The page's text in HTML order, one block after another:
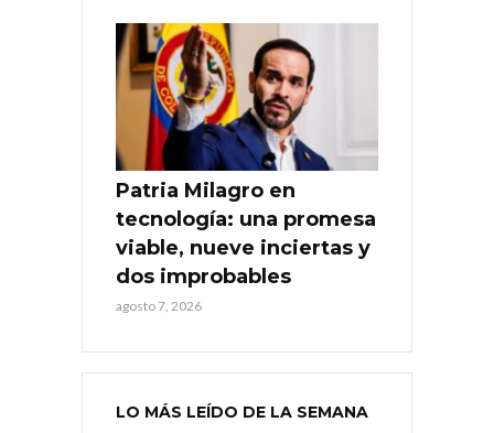
Patria Milagro en
tecnología: una promesa
viable, nueve inciertas y
dos improbables
agosto 7, 2026
LO MÁS LEÍDO DE LA SEMANA